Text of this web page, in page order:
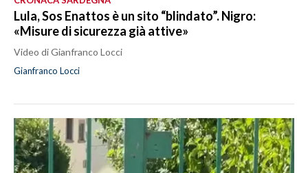
Lula, Sos Enattos è un sito “blindato”. Nigro:
«Misure di sicurezza già attive»
Video di Gianfranco Locci
Gianfranco Locci